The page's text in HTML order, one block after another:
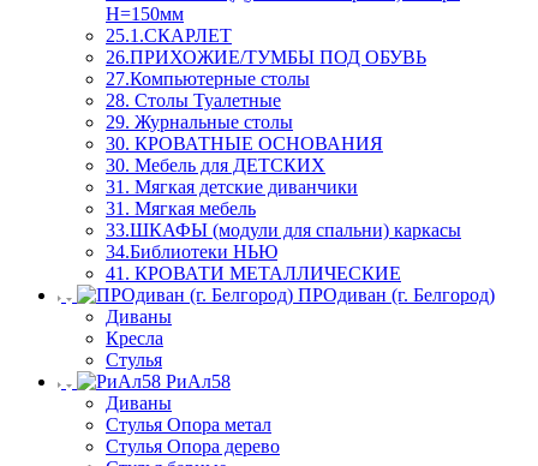
Н=150мм
25.1.СКАРЛЕТ
26.ПРИХОЖИЕ/ТУМБЫ ПОД ОБУВЬ
27.Компьютерные столы
28. Столы Туалетные
29. Журнальные столы
30. КРОВАТНЫЕ ОСНОВАНИЯ
30. Мебель для ДЕТСКИХ
31. Мягкая детские диванчики
31. Мягкая мебель
33.ШКАФЫ (модули для спальни) каркасы
34.Библиотеки НЬЮ
41. КРОВАТИ МЕТАЛЛИЧЕСКИЕ
ПРОдиван (г. Белгород)
Диваны
Кресла
Стулья
РиАл58
Диваны
Стулья Опора метал
Стулья Опора дерево